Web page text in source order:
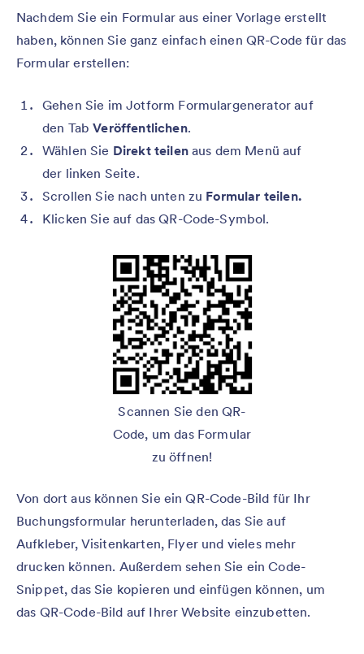
Nachdem Sie ein Formular aus einer Vorlage erstellt
haben, können Sie ganz einfach einen QR-Code für das
Formular erstellen:
Gehen Sie im Jotform Formulargenerator auf
den TabVeröffentlichen.
Wählen Sie Direkt teilenaus dem Menü auf
der linken Seite.
Scrollen Sie nach unten zu Formular teilen.
Klicken Sie auf das QR-Code-Symbol.
Scannen Sie den QR-
Code, um das Formular
zu öffnen!
Von dort aus können Sie ein QR-Code-Bild für Ihr
Buchungsformular herunterladen, das Sie auf
Aufkleber, Visitenkarten, Flyer und vieles mehr
drucken können. Außerdem sehen Sie ein Code-
Snippet, das Sie kopieren und einfügen können, um
das QR-Code-Bild auf Ihrer Website einzubetten.